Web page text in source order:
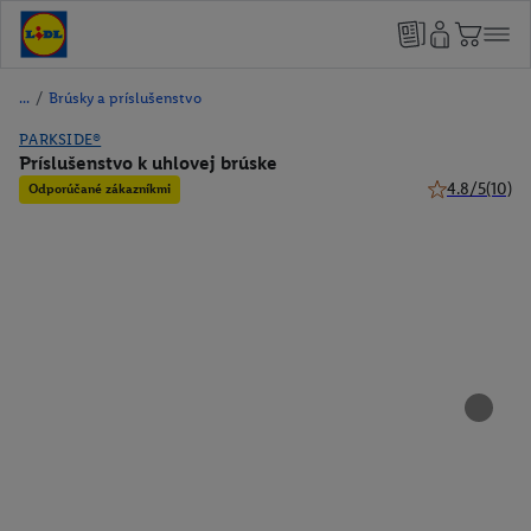
/ Brúsky a príslušenstvo
PARKSIDE®
Príslušenstvo k uhlovej brúske
Odporúčané zákazníkmi 4.8/5(10)